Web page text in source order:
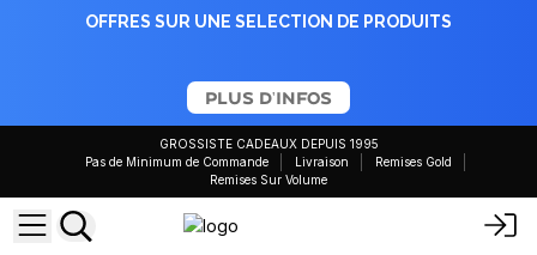
OFFRES SUR UNE SELECTION DE PRODUITS
PLUS D'INFOS
GROSSISTE CADEAUX DEPUIS 1995
Pas de Minimum de Commande
Livraison
Remises Gold
Remises Sur Volume